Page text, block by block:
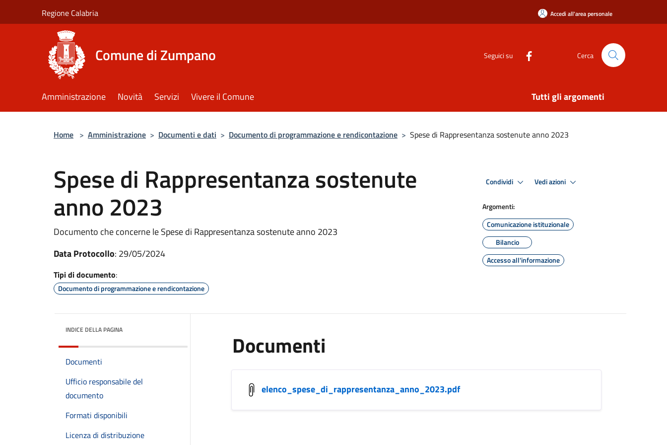
Regione Calabria Accedi all'area personale
Comune di Zumpano Seguici su Cerca
Amministrazione Novità Servizi Vivere il Comune Tutti gli argomenti
Home > Amministrazione > Documenti e dati > Documento di programmazione e rendicontazione > Spese di Rappresentanza sostenute anno 2023
Spese di Rappresentanza sostenute
anno 2023
Documento che concerne le Spese di Rappresentanza sostenute anno 2023
Data Protocollo: 29/05/2024
Tipi di documento:
Documento di programmazione e rendicontazione
Condividi Vedi azioni
Argomenti:
Comunicazione istituzionale
Bilancio
Accesso all'informazione
INDICE DELLA PAGINA
Documenti
Ufficio responsabile del
documento
Formati disponibili
Licenza di distribuzione
Documenti
elenco_spese_di_rappresentanza_anno_2023.pdf